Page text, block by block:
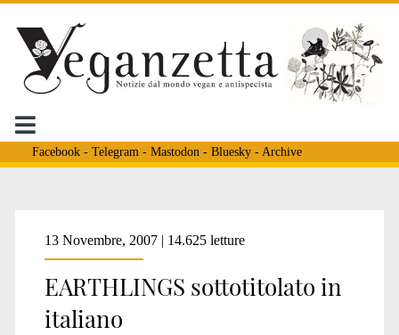
Facebook- Telegram - Mastodon - Bluesky- Archive
Tag:
<span>Joaquin
13 Novembre, 2007 | 14.625 letture
EARTHLINGS sottotitolato in
italiano